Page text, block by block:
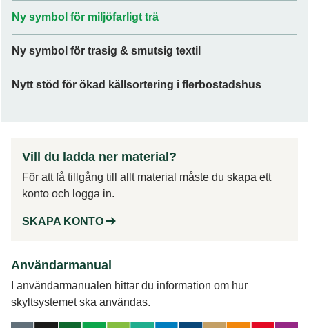
Ny symbol för miljöfarligt trä
Ny symbol för trasig & smutsig textil
Nytt stöd för ökad källsortering i flerbostadshus
Vill du ladda ner material?
För att få tillgång till allt material måste du skapa ett
konto och logga in.
SKAPA KONTO
Användarmanual
I användarmanualen hittar du information om hur
skyltsystemet ska användas.